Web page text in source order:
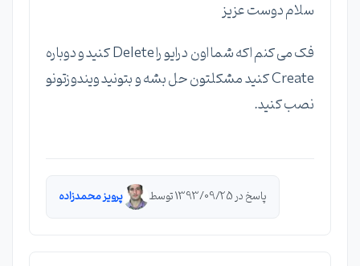
سلام دوست عزیز
فک می کنم اکه شما اون درایو را Delete کنید و دوباره
Create کنید مشکلتون حل بشه و بتونید ویندوزتونو
نصب کنید.
پاسخ در 1393/09/25 توسط پرویز محمدزاده